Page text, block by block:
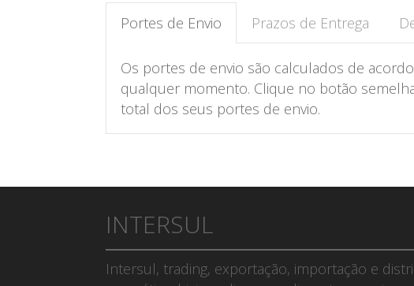
Portes de Envio Prazos de Entrega
Os portes de envio são calculados de
qualquer momento. Clique no botão
total dos seus portes de envio.
INTERSUL
Intersul, trading, exportação, importação e